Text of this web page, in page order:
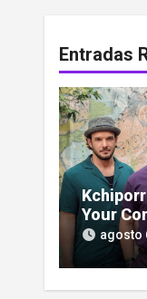
Entradas
Your
Latinagosto